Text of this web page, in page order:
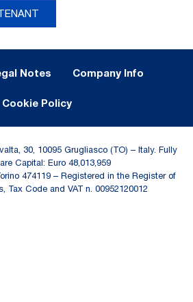
Notes Company Info
Cookie Policy
30, 10095 Grugliasco (TO) – Italy. Fully
Capital: Euro 48,013,959
474119 – Registered in the Register of
Tax Code and VAT n. 00952120012